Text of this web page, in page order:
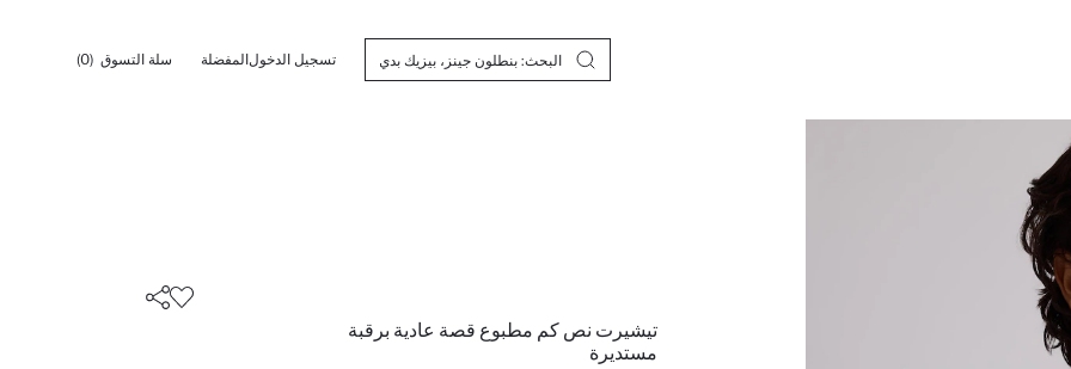
تسجيل الدخولالمفضلة سلة التسوق (0)
تيشيرت نص كم مطبوع قصة عادية برقبة
مستديرة